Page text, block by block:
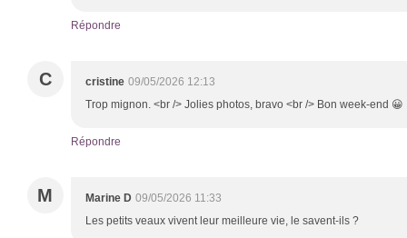
Répondre
C cristine 09/05/2026 12:13
Trop mignon. <br /> Jolies photos, bravo <br /> Bon week-end 😀
Répondre
M Marine D 09/05/2026 11:33
Les petits veaux vivent leur meilleure vie, le savent-ils ?